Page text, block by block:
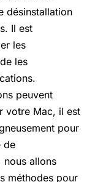
désinstallation
Il est
les
les
peuvent
votre Mac, il est
pour
de
nous allons
méthodes pour